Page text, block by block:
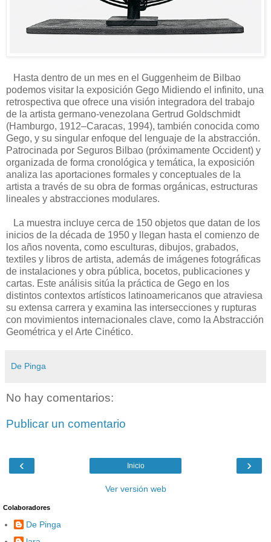
Hasta dentro de un mes en el Guggenheim de Bilbao
podemos visitar la exposición Gego Midiendo el infinito, una
retrospectiva que ofrece una visión integradora del trabajo
de la artista germano-venezolana Gertrud Goldschmidt
(Hamburgo, 1912–Caracas, 1994), también conocida como
Gego, y su singular enfoque del lenguaje de la abstracción.
Patrocinada por Seguros Bilbao (próximamente Occident) y
organizada de forma cronológica y temática, la exposición
analiza las aportaciones formales y conceptuales de la
artista a través de su obra de formas orgánicas, estructuras
lineales y abstracciones modulares.
La muestra incluye cerca de 150 objetos que datan de los
inicios de la década de 1950 y llegan hasta el comienzo de
los años noventa, como esculturas, dibujos, grabados,
textiles y libros de artista, además de imágenes fotográficas
de instalaciones y obra pública, bocetos, publicaciones y
cartas. Este análisis sitúa la práctica de Gego en los
distintos contextos artísticos latinoamericanos que atraviesa
su extensa carrera y examina las intersecciones y rupturas
con movimientos internacionales clave, como la Abstracción
Geométrica y el Arte Cinético.
De Pinga
No hay comentarios:
Publicar un comentario
‹ ›
Inicio
Ver versión web
Colaboradores
De Pinga